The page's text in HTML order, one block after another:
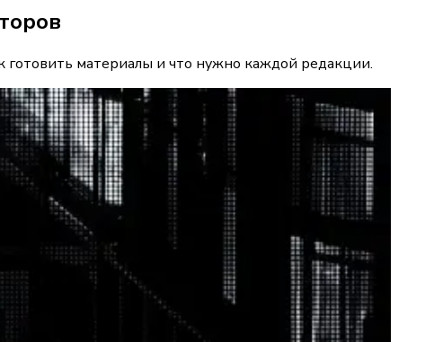
готовить материалы и что нужно каждой редакции.